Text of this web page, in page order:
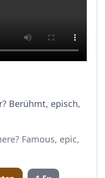
Berühmt, episch,
Famous, epic,